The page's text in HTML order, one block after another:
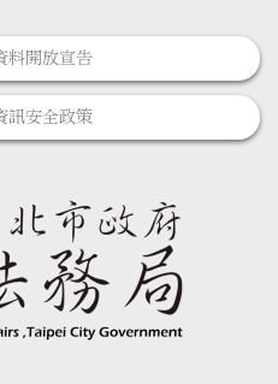
料開放宣告
訊安全政策